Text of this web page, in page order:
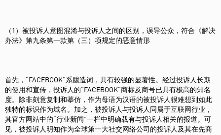
（1）被投诉人意图混淆与投诉人之间的区别，误导公众，符合《解决
办法》第九条第一款第（三）项规定的恶意情形
首先，“FACEBOOK”系臆造词，具有较强的显著性。经过投诉人长期
的使用和宣传，投诉人的“FACEBOOK”商标及商号已具有极高的知名
度。除非刻意复制和摹仿，作为母语为汉语的被投诉人很难想到如此
独特的标识作为域名。加之，被投诉人与投诉人同属于互联网行业，
其官方网站中的“行业新闻”一栏中明确载有与投诉人相关的报道。可
见，被投诉人明知作为全球第一大社交网络公司的投诉人及其在先商